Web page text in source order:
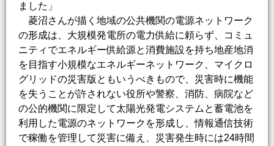
ました」
菱沼さんが描く地域の公共機関の電源ネットワーク
の形成は、大規模発電所の電力供給に頼らず、コミュ
ニティでエネルギー供給源と消費施設を持ち地産地消
を目指す小規模なエネルギーネットワーク、マイクロ
グリッドの災害版ともいうべきもので、災害時に機能
を失うことが許されない役所や警察、消防、病院など
の公的機関に限定して太陽光発電システムと蓄電池を
利用した電源のネットワークを形成し、情報通信技術
で稼働を管理して災害に備え、災害発生時には24時間